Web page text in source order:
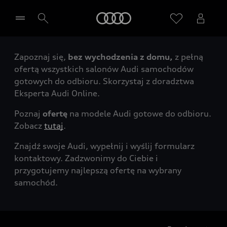
Wybierz Twojego Partnera Audi
Zapoznaj się, bez wychodzenia z domu, z pełną
ofertą wszystkich salonów Audi samochodów
gotowych do odbioru. Skorzystaj z doradztwa
Eksperta Audi Online.
Poznaj ofertę na modele Audi gotowe do odbioru.
Zobacz tutaj.
Znajdź swoje Audi, wypełnij i wyślij formularz
kontaktowy. Zadzwonimy do Ciebie i
przygotujemy najlepszą ofertę na wybrany
samochód.